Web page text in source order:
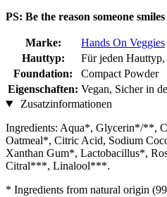
PS: Be the reason someone
Marke:
Hands On Veggies
Hauttyp:
Für jeden
Foundation:
Compact Powder
Eigenschaften: Vegan, Sicher in
Zusatzinformationen
Ingredients: Aqua*, Glycerin*/**,
Oatmeal*, Citric Acid, Sodium
Xanthan Gum*, Lactobacillus*,
Citral***, Linalool***.
* Ingredients from natural origin